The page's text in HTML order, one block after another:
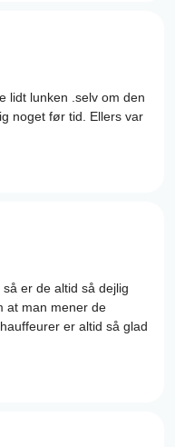
lidt lunken .selv om den
noget før tid. Ellers var
er de altid så dejlig
at man mener de
er altid så glad